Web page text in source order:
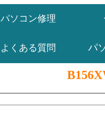
パソコン修理
よくある質問 パ